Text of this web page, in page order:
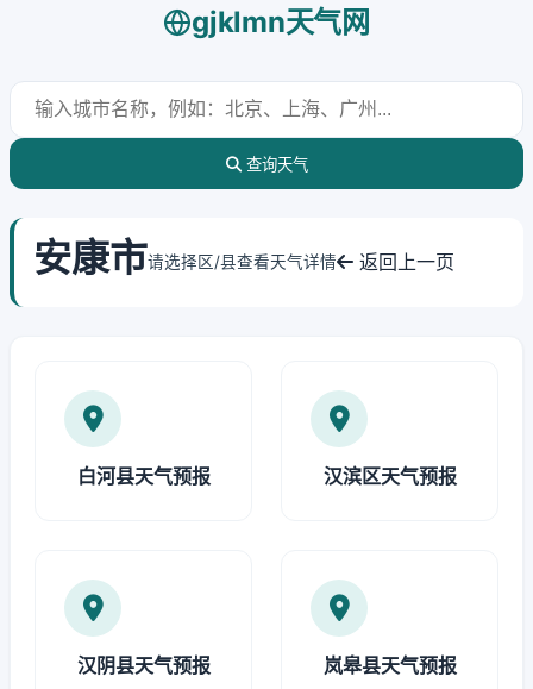
gjklmn天气网
查询天气
安康市请选择区/县查看天气详情 返回上一页
白河县天气预报 汉滨区天气预报
汉阴县天气预报 岚皋县天气预报